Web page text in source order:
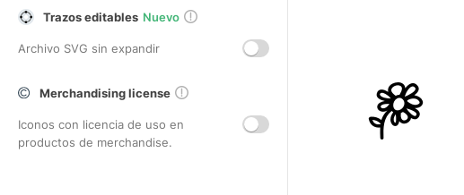
Trazos editables Nuevo
Archivo SVG sin expandir
Merchandising license
Iconos con licencia de uso en
productos de merchandise.